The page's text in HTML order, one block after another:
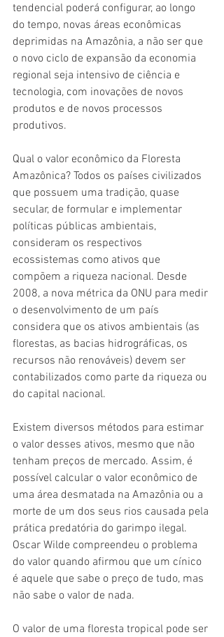
tendencial poderá configurar, ao longo
do tempo, novas áreas econômicas
deprimidas na Amazônia, a não ser que
o novo ciclo de expansão da economia
regional seja intensivo de ciência e
tecnologia, com inovações de novos
produtos e de novos processos
produtivos.
Qual o valor econômico da Floresta
Amazônica? Todos os países civilizados
que possuem uma tradição, quase
secular, de formular e implementar
políticas públicas ambientais,
consideram os respectivos
ecossistemas como ativos que
compõem a riqueza nacional. Desde
2008, a nova métrica da ONU para medir
o desenvolvimento de um país
considera que os ativos ambientais (as
florestas, as bacias hidrográficas, os
recursos não renováveis) devem ser
contabilizados como parte da riqueza ou
do capital nacional.
Existem diversos métodos para estimar
o valor desses ativos, mesmo que não
tenham preços de mercado. Assim, é
possível calcular o valor econômico de
uma área desmatada na Amazônia ou a
morte de um dos seus rios causada pela
prática predatória do garimpo ilegal.
Oscar Wilde compreendeu o problema
do valor quando afirmou que um cínico
é aquele que sabe o preço de tudo, mas
não sabe o valor de nada.
O valor de uma floresta tropical pode ser